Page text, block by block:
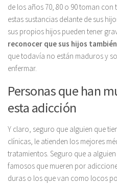
de los años 70, 80 o 90 toman
estas sustancias delante de sus
sus propios hijos pueden tener
reconocer que sus hijos
que todavía no están maduros y
enfermar.
Personas que han
esta adicción
Y claro, seguro que alguien que
clínicas, le atienden los mejores
tratamientos. Seguro que a
famosos que mueren por
duras o los que van como locos